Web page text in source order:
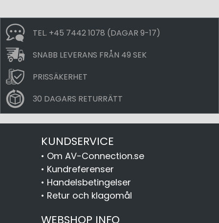
TEL. +45 7442 1078 (DAGAR 9-17)
SNABB LEVERANS FRÅN 49 SEK
PRISSÄKERHET
30 DAGARS RETURRÄTT
KUNDSERVICE
• Om AV-Connection.se
• Kundreferenser
• Handelsbetingelser
• Retur och klagomål
WEBSHOP INFO